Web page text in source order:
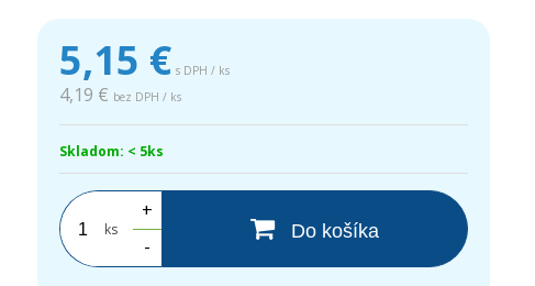
5,15 € s DPH / ks
4,19 € bez DPH / ks
Skladom: < 5ks
ks
+
-
Do košíka